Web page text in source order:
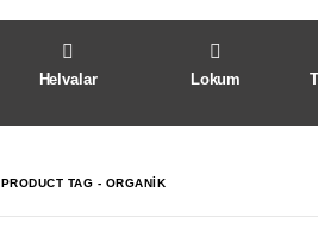
Helvalar Lokum
PRODUCT TAG - ORGANIK